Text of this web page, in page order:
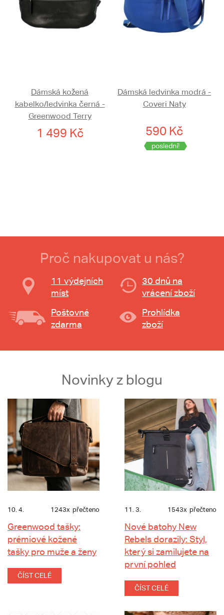
Dámská kožená
kabelko/ledvinka černá -
Greenwood Terry
1 499 Kč
Dámská ledvinka modrá -
Coveri Naty
590 Kč
poslední!
Proč nakupovat u nás?
11 výdejních
míst
30 dnů na
vrácení zboží
Poštovné
zdarma
Prohlídka
zboží
Novinky z blogu
10. 4. 1243x přečteno
Greenwood tašky:
prémiové kožené
tašky pro muže a ženy
ČÍST CELÉ
11. 3. 1543x přečteno
Nové batohy New
Rebels dorazily: Styl,
který si zamilujete na
první pohled
ČÍST CELÉ